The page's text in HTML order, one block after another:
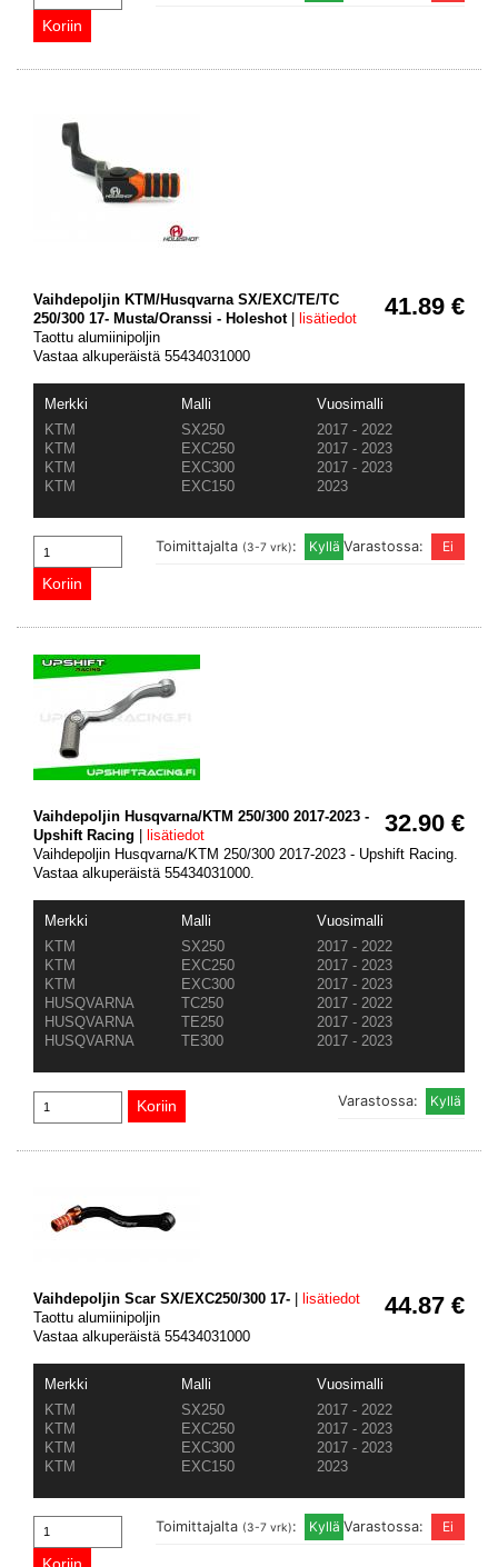
41.89 €
Vaihdepoljin KTM/Husqvarna SX/EXC/TE/TC
250/300 17- Musta/Oranssi - Holeshot|
lisätiedot
Taottu alumiinipoljin
Vastaa alkuperäistä 55434031000
Merkki Malli
Vuosimalli
KTM
SX250
2017 - 2022
KTM
EXC250
2017 - 2023
KTM
EXC300
2017 - 2023
KTM
EXC150 2023
Varastossa:
Toimittajalta (3-7 vrk):
32.90 €
Vaihdepoljin Husqvarna/KTM 250/300 2017-2023 -
Upshift Racing
lisätiedot
Vaihdepoljin Husqvarna/KTM 250/300 2017-2023 - Upshift Racing.
Vastaa alkuperäistä 55434031000.
Merkki Malli
Vuosimalli
KTM
SX250
2017 - 2022
KTM
EXC250
2017 - 2023
KTM
EXC300
2017 - 2023
HUSQVARNA
TC250
2017 - 2022
HUSQVARNA
TE250
2017 - 2023
HUSQVARNA
TE300 2017 - 2023
Varastossa:
44.87 €
Vaihdepoljin Scar SX/EXC250/300 17- | lisätiedot
Taottu alumiinipoljin
Vastaa alkuperäistä 55434031000
Merkki Malli
Vuosimalli
KTM
SX250
2017 - 2022
KTM
EXC250
2017 - 2023
KTM
EXC300
2017 - 2023
KTM
EXC150 2023
Varastossa:
Toimittajalta (3-7 vrk):